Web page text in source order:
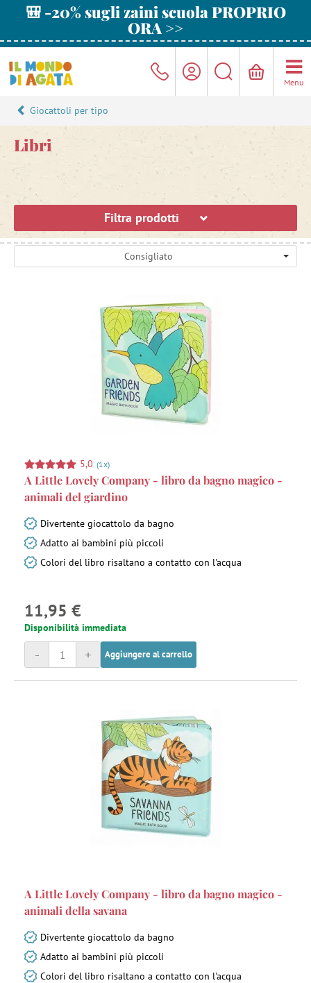
🎒 -20% sugli zaini scuola PROPRIO
ORA >>
Menu
Giocattoli per tipo
Libri
Filtra prodotti
Consigliato
5,0 (1x)
A Little Lovely Company - libro da bagno magico -
animali del giardino
Divertente giocattolo da bagno
Adatto ai bambini più piccoli
Colori del libro risaltano a contatto con l'acqua
11,95 €
Disponibilità immediata
+
- Aggiungere al carrello
A Little Lovely Company - libro da bagno magico -
animali della savana
Divertente giocattolo da bagno
Adatto ai bambini più piccoli
Colori del libro risaltano a contatto con l'acqua